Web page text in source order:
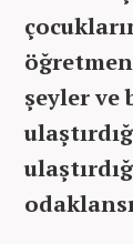
şeyler